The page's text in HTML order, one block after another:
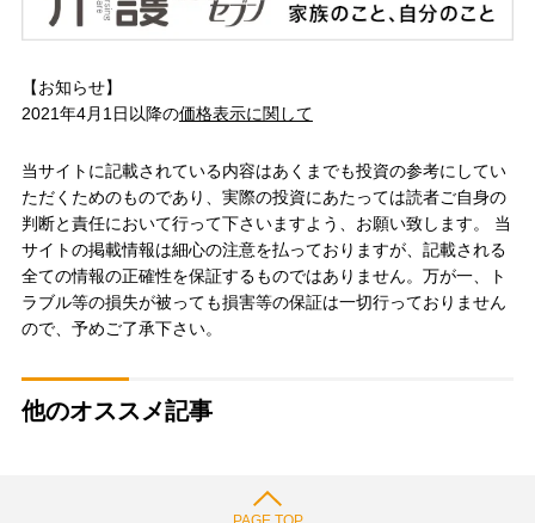
【お知らせ】
2021年4月1日以降の価格表示に関して
当サイトに記載されている内容はあくまでも投資の参考にしてい
ただくためのものであり、実際の投資にあたっては読者ご自身の
判断と責任において行って下さいますよう、お願い致します。 当
サイトの掲載情報は細心の注意を払っておりますが、記載される
全ての情報の正確性を保証するものではありません。万が一、ト
ラブル等の損失が被っても損害等の保証は一切行っておりません
ので、予めご了承下さい。
他のオススメ記事